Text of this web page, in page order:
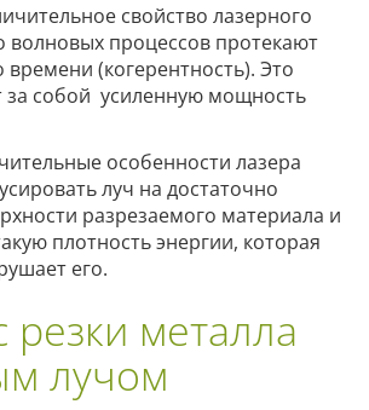
свойство лазерного
волновых процессов протекают
времени (когерентность). Это
за собой усиленную мощность
особенности лазера
луч на достаточно
разрезаемого материала и
плотность энергии, которая
его.
резки металла
лучом